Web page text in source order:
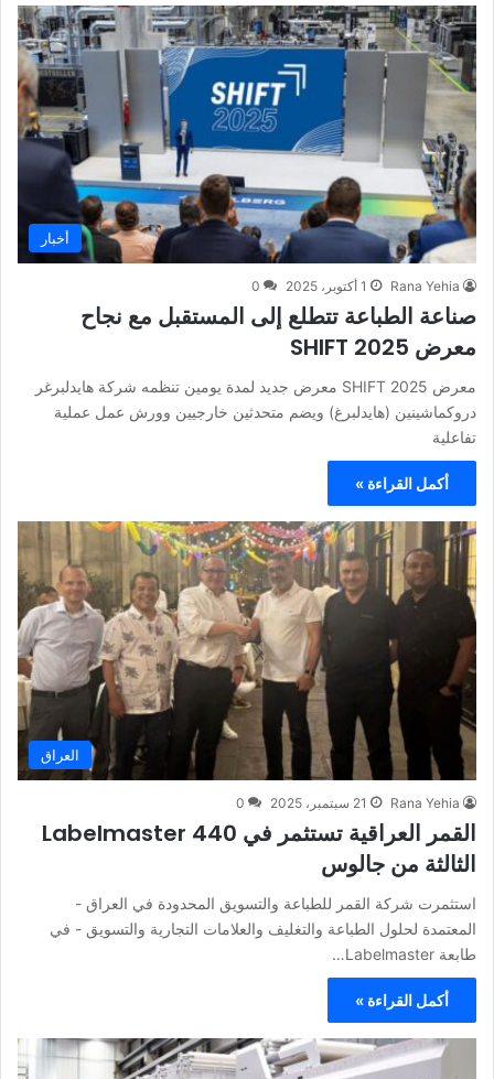
أخبار
Rana Yehia 1 أكتوبر، 2025 0
صناعة الطباعة تتطلع إلى المستقبل مع نجاح
معرض SHIFT 2025
معرض SHIFT 2025 معرض جديد لمدة يومين تنظمه شركة هايدلبرغر
دروكماشينين (هايدلبرغ) ويضم متحدثين خارجيين وورش عمل عملية
تفاعلية
أكمل القراءة »
العراق
Rana Yehia 21 سبتمبر، 2025 0
القمر العراقية تستثمر في Labelmaster 440
الثالثة من جالوس
استثمرت شركة القمر للطباعة والتسويق المحدودة في العراق -
المعتمدة لحلول الطباعة والتغليف والعلامات التجارية والتسويق - في
طابعة Labelmaster…
أكمل القراءة »